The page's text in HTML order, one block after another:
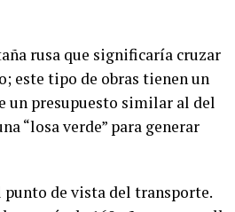
rusa que significaría cruzar
este tipo de obras tienen un
un presupuesto similar al del
“losa verde” para generar
punto de vista del transporte.